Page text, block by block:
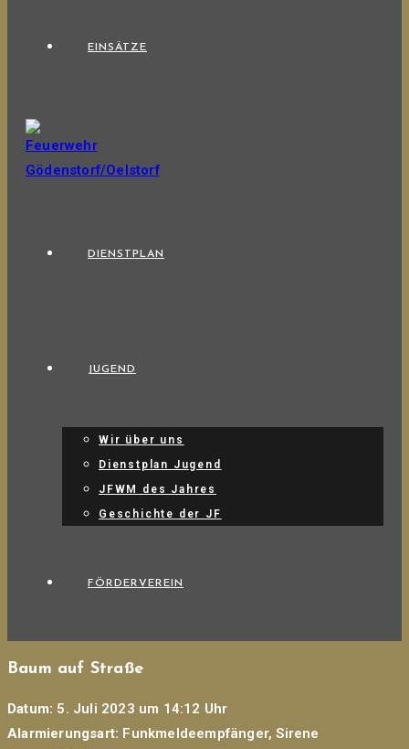
EINSÄTZE
DIENSTPLAN
JUGEND
Wir über uns
Dienstplan Jugend
JFWM des Jahres
Geschichte der JF
FÖRDERVEREIN
Baum auf Straße
Datum: 5. Juli 2023 um 14:12 Uhr
Alarmierungsart: Funkmeldeempfänger, Sirene